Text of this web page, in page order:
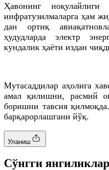
Ҳавонинг
инфратузилмаларга ҳам
дан ортиқ
ҳудудларда электр
кундалик ҳаёти издан
Мутасаддилар аҳолига
амал қилишни, расмий
боришни тавсия
барқарорлашгани йўқ.
Уланиш
Cўнгги янгиликлар